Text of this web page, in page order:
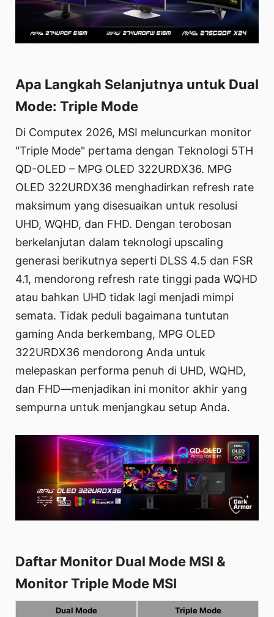
Apa Langkah Selanjutnya untuk Dual
Mode: Triple Mode
Di Computex 2026, MSI meluncurkan monitor
"Triple Mode" pertama dengan Teknologi 5TH
QD-OLED – MPG OLED 322URDX36. MPG
OLED 322URDX36 menghadirkan refresh rate
maksimum yang disesuaikan untuk resolusi
UHD, WQHD, dan FHD. Dengan terobosan
berkelanjutan dalam teknologi upscaling
generasi berikutnya seperti DLSS 4.5 dan FSR
4.1, mendorong refresh rate tinggi pada WQHD
atau bahkan UHD tidak lagi menjadi mimpi
semata. Tidak peduli bagaimana tuntutan
gaming Anda berkembang, MPG OLED
322URDX36 mendorong Anda untuk
melepaskan performa penuh di UHD, WQHD,
dan FHD—menjadikan ini monitor akhir yang
sempurna untuk menjangkau setup Anda.
Daftar Monitor Dual Mode MSI &
Monitor Triple Mode MSI
Dual Mode Triple Mode